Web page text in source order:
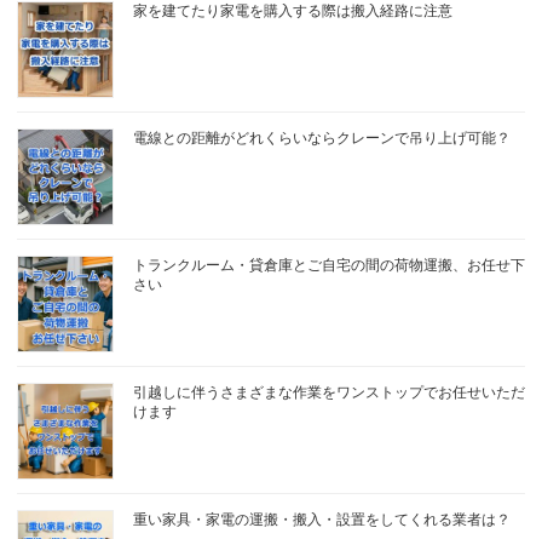
家を建てたり家電を購入する際は搬入経路に注意
電線との距離がどれくらいならクレーンで吊り上げ可能？
トランクルーム・貸倉庫とご自宅の間の荷物運搬、お任せ下
さい
引越しに伴うさまざまな作業をワンストップでお任せいただ
けます
重い家具・家電の運搬・搬入・設置をしてくれる業者は？